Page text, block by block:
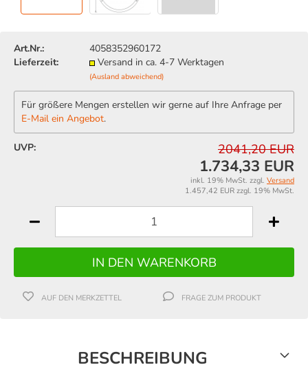
Art.Nr.:
4058352960172
Lieferzeit:
Versand in ca. 4-7 Werktagen
(Ausland abweichend)
Für größere Mengen erstellen wir gerne auf Ihre Anfrage per
E-Mail ein Angebot.
UVP: 2041,20 EUR
1.734,33 EUR
inkl. 19% MwSt. zzgl. Versand
1.457,42 EUR zzgl. 19% MwSt.
AUF DEN MERKZETTEL FRAGE ZUM PRODUKT
BESCHREIBUNG